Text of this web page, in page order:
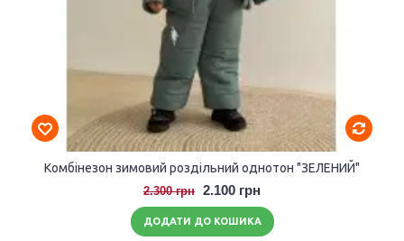
Комбінезон зимовий роздільний однотон "ЗЕЛЕНИЙ"
2.300 грн 2.100 грн
ДОДАТИ ДО КОШИКА